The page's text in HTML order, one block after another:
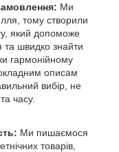
Ми
тому створили
який допоможе
та швидко знайти
гармонійному
описам
вибір, не
часу.
Ми пишаємося
товарів,